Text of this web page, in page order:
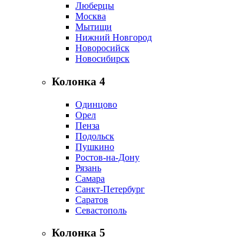
Люберцы
Москва
Мытищи
Нижний Новгород
Новоросийск
Новосибирск
Колонка 4
Одинцово
Орел
Пенза
Подольск
Пушкино
Ростов-на-Дону
Рязань
Самара
Санкт-Петербург
Саратов
Севастополь
Колонка 5